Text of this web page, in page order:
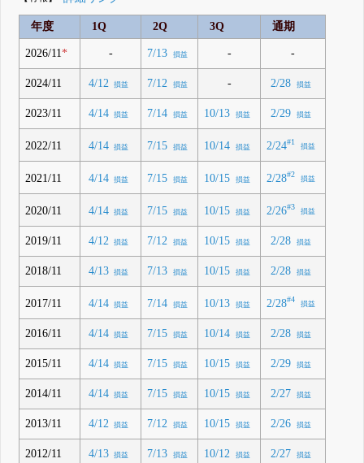
登録すると永久30%OFFと米株版の先行利用も付きます
年度 1Q 2Q 3Q 通期
2026/11* - 7/13 損益 - -
2024/11 4/12 損益 7/12 損益 - 2/28 損益
2023/11 4/14 損益 7/14 損益 10/13 損益 2/29 損益
2022/11 4/14 損益 7/15 損益 10/14 損益 2/24#1
損益
2021/11 4/14 損益 7/15 損益 10/15 損益 2/28#2
損益
2020/11 4/14 損益 7/15 損益 10/15 損益 2/26#3
損益
2019/11 4/12 損益 7/12 損益 10/15 損益 2/28 損益
2018/11 4/13 損益 7/13 損益 10/15 損益 2/28 損益
2017/11 4/14 損益 7/14 損益 10/13 損益 2/28#4
損益
2016/11 4/14 損益 7/15 損益 10/14 損益 2/28 損益
2015/11 4/14 損益 7/15 損益 10/15 損益 2/29 損益
2014/11 4/14 損益 7/15 損益 10/15 損益 2/27 損益
2013/11 4/12 損益 7/12 損益 10/15 損益 2/26 損益
2012/11 4/13 損益 7/13 損益 10/12 損益 2/27 損益